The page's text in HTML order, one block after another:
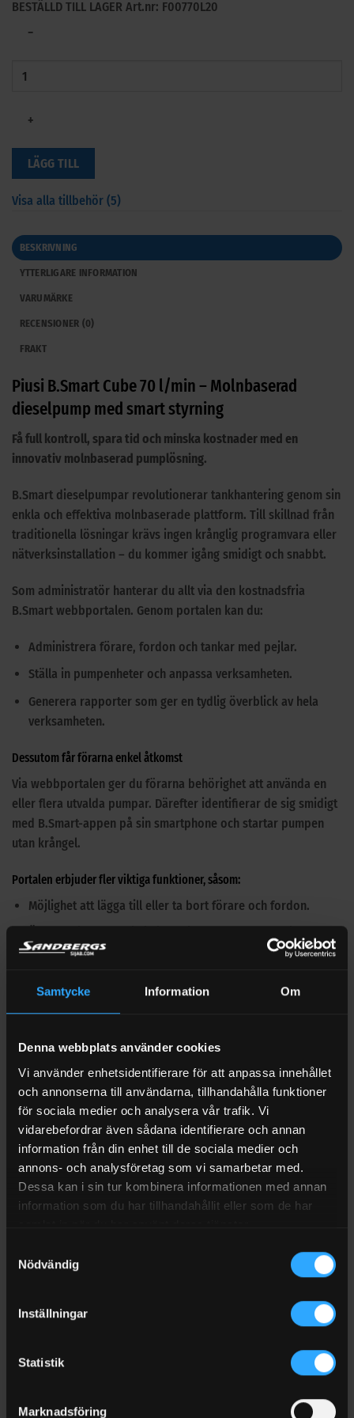
Samtycke Information Om
Denna webbplats använder cookies
Vi använder enhetsidentifierare för att anpassa innehållet
och annonserna till användarna, tillhandahålla funktioner
för sociala medier och analysera vår trafik. Vi
vidarebefordrar även sådana identifierare och annan
information från din enhet till de sociala medier och
annons- och analysföretag som vi samarbetar med.
Dessa kan i sin tur kombinera informationen med annan
information som du har tillhandahållit eller som de har
Nödvändig
Inställningar
Statistik
Marknadsföring
BESTÄLLD TILL LAGER Art.nr: F00770L20
−
+
LÄGG TILL
Visa alla tillbehör (5)
BESKRIVNING
YTTERLIGARE INFORMATION
VARUMÄRKE
RECENSIONER (0)
FRAKT
Piusi B.Smart Cube 70 l/min – Molnbaserad
dieselpump med smart styrning
Få full kontroll, spara tid och minska kostnader med en
innovativ molnbaserad pumplösning.
B.Smart dieselpumpar revolutionerar tankhantering genom sin
enkla och effektiva molnbaserade plattform. Till skillnad från
traditionella lösningar krävs ingen krånglig programvara eller
nätverksinstallation – du kommer igång smidigt och snabbt.
Som administratör hanterar du allt via den kostnadsfria
B.Smart webbportalen. Genom portalen kan du:
Administrera förare, fordon och tankar med pejlar.
Ställa in pumpenheter och anpassa verksamheten.
Generera rapporter som ger en tydlig överblick av hela
verksamheten.
Dessutom får förarna enkel åtkomst
Via webbportalen ger du förarna behörighet att använda en
eller flera utvalda pumpar. Därefter identifierar de sig smidigt
med B.Smart-appen på sin smartphone och startar pumpen
utan krångel.
Portalen erbjuder fler viktiga funktioner, såsom:
Möjlighet att lägga till eller ta bort förare och fordon.
förare, fordon, registreringsnummer, miltal och timmar.
För att förenkla användningen ytterligare finns både
det enkelt för alla användare att komma igång.
Som administratör
Lägga till, ta bort och spärra användare/förare
Lägga till, ta bort fordonsnamn eller registreringsnummer
Ändra inställningar på B.smart pumpar
Möjlighet att tvinga användarna att uppge
Se och ta ut statistik på många olika nivåer
Starta B.smart pumpautomater enkelt via app på Android
Möjlighet att ange registreringsnummer, fordon, kilometer,